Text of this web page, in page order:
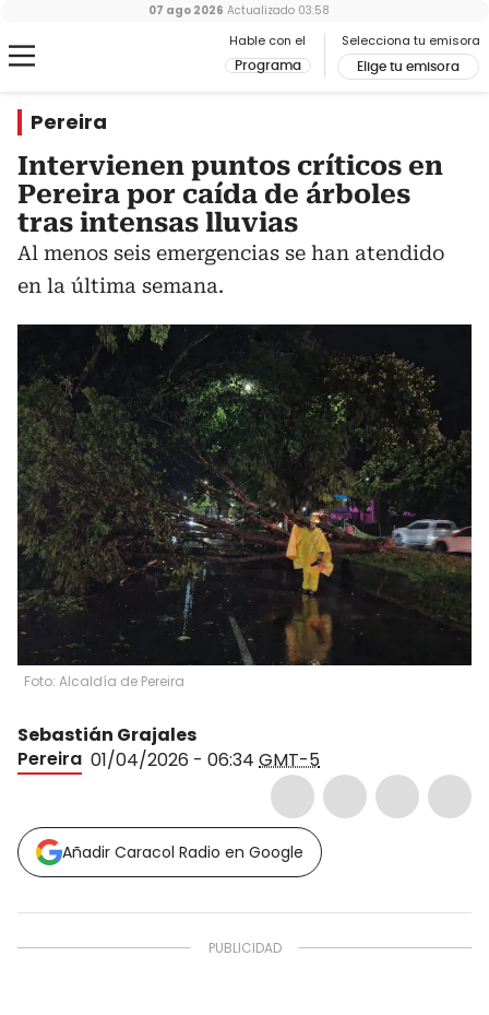
Hable con el
Programa
Selecciona tu emisora
Elige tu emisora
07 ago 2026 Actualizado 03:58
Pereira
Intervienen puntos críticos en
Pereira por caída de árboles
tras intensas lluvias
Al menos seis emergencias se han atendido
en la última semana.
Foto: Alcaldía de Pereira
Sebastián Grajales
Pereira 01/04/2026 - 06:34 GMT-5
Añadir Caracol Radio en Google